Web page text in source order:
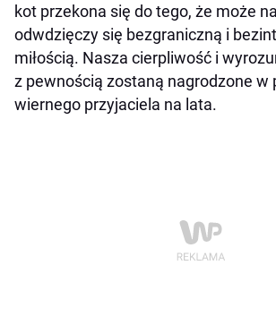
kot przekona się do tego, że może
odwdzięczy się bezgraniczną i
miłością. Nasza cierpliwość i
z pewnością zostaną nagrodzone w
wiernego przyjaciela na lata.